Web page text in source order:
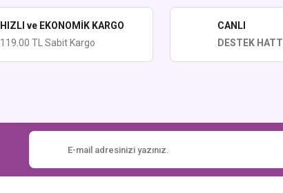
HIZLI ve EKONOMİK KARGO
119.00 TL Sabit Kargo
CANLI
DESTEK HATTI